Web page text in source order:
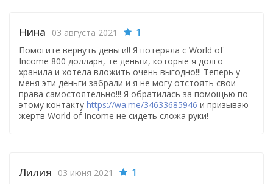
Нина 03 августа 2021 1
Помогите вернуть деньги!! Я потеряла с World of
Income 800 долларв, те деньги, которые я долго
хранила и хотела вложить очень выгодно!!! Теперь у
меня эти деньги забрали и я не могу отстоять свои
права самостоятельно!!! Я обратилась за помощью по
этому контакту https://wa.me/34633685946 и призываю
жертв World of Income не сидеть сложа руки!
Лилия 03 июня 2021 1